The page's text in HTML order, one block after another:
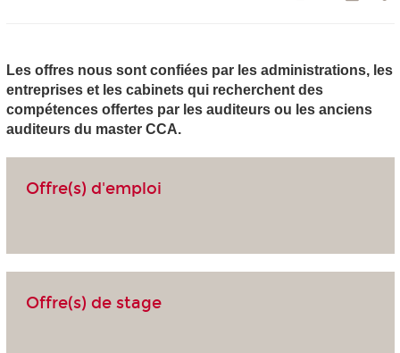
Les offres nous sont confiées par les administrations, les
entreprises et les cabinets qui recherchent des
compétences offertes par les auditeurs ou les anciens
auditeurs du master CCA.
Offre(s) d'emploi
Offre(s) de stage